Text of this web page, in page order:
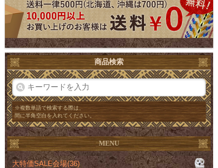
商品検索
※複数単語で検索する際は、
間に半角空白を入れてください。
MENU
大特価SALE会場(36)